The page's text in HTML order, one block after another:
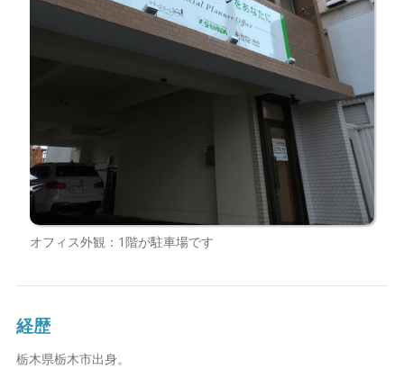
オフィス外観：1階が駐車場です
経歴
栃木県栃木市出身。